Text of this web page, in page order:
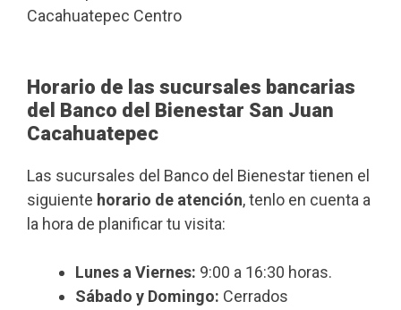
Cacahuatepec Centro
Horario de las sucursales bancarias
del Banco del Bienestar San Juan
Cacahuatepec
Las sucursales del Banco del Bienestar tienen el
siguiente horario de atención, tenlo en cuenta a
la hora de planificar tu visita:
Lunes a Viernes: 9:00 a 16:30 horas.
Sábado y Domingo: Cerrados